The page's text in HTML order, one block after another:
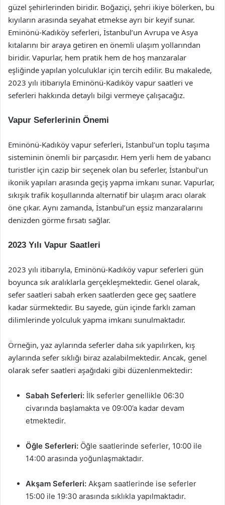
güzel şehirlerinden biridir. Boğaziçi, şehri ikiye bölerken, bu
kıyıların arasında seyahat etmekse ayrı bir keyif sunar.
Eminönü-Kadıköy seferleri, İstanbul’un Avrupa ve Asya
kıtalarını bir araya getiren en önemli ulaşım yollarından
biridir. Vapurlar, hem pratik hem de hoş manzaralar
eşliğinde yapılan yolculuklar için tercih edilir. Bu makalede,
2023 yılı itibarıyla Eminönü-Kadıköy vapur saatleri ve
seferleri hakkında detaylı bilgi vermeye çalışacağız.
Vapur Seferlerinin Önemi
Eminönü-Kadıköy vapur seferleri, İstanbul’un toplu taşıma
sisteminin önemli bir parçasıdır. Hem yerli hem de yabancı
turistler için cazip bir seçenek olan bu seferler, İstanbul’un
ikonik yapıları arasında geçiş yapma imkanı sunar. Vapurlar,
sıkışık trafik koşullarında alternatif bir ulaşım aracı olarak
öne çıkar. Aynı zamanda, İstanbul’un eşsiz manzaralarını
denizden görme fırsatı sağlar.
2023 Yılı Vapur Saatleri
2023 yılı itibarıyla, Eminönü-Kadıköy vapur seferleri gün
boyunca sık aralıklarla gerçekleşmektedir. Genel olarak,
sefer saatleri sabah erken saatlerden gece geç saatlere
kadar sürmektedir. Bu sayede, gün içinde farklı zaman
dilimlerinde yolculuk yapma imkanı sunulmaktadır.
Örneğin, yaz aylarında seferler daha sık yapılırken, kış
aylarında sefer sıklığı biraz azalabilmektedir. Ancak, genel
olarak sefer saatleri aşağıdaki gibi düzenlenmektedir:
Sabah Seferleri: İlk seferler genellikle 06:30
civarında başlamakta ve 09:00’a kadar devam
etmektedir.
Öğle Seferleri: Öğle saatlerinde seferler, 10:00 ile
14:00 arasında yoğunlaşmaktadır.
Akşam Seferleri: Akşam saatlerinde ise seferler
15:00 ile 19:30 arasında sıklıkla yapılmaktadır.